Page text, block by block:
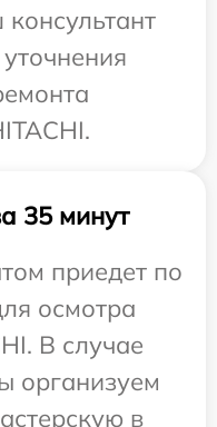
35 минут
приедет по
осмотра
В случае
организуем
в